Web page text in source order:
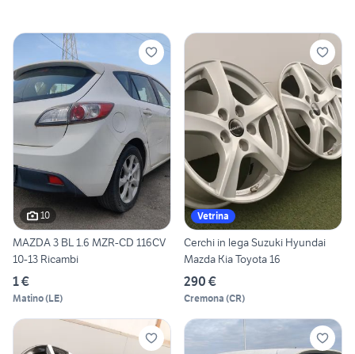
10
MAZDA 3 BL 1.6 MZR-CD 116CV
10-13 Ricambi
1 €
Matino(LE)
Vetrina
Cerchi in lega Suzuki Hyundai
Mazda Kia Toyota 16
290 €
Cremona (CR)